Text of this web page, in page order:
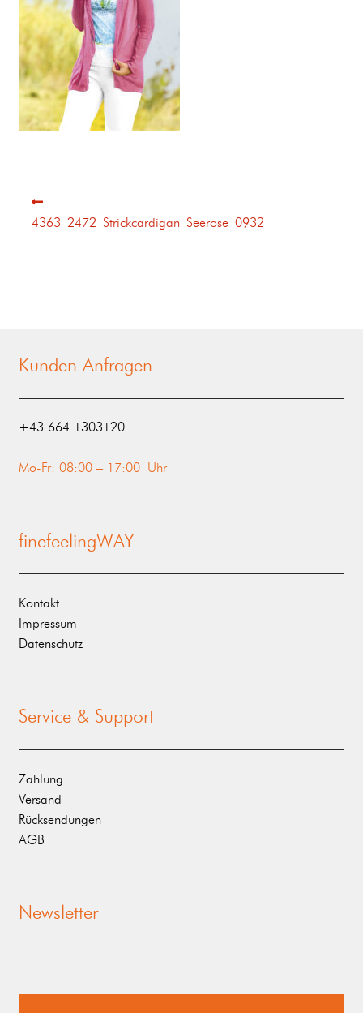
4363_2472_Strickcardigan_Seerose_0932
Kunden Anfragen
‭+43 664 1303120‬
Mo-Fr: 08:00 – 17:00 Uhr
finefeelingWAY
Kontakt
Impressum
Datenschutz
Service & Support
Zahlung
Versand
Rücksendungen
AGB
Newsletter